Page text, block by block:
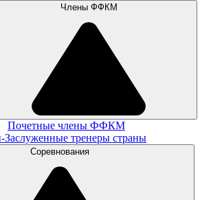
Члены ФФКМ
Почетные члены ФФКМ
тренеры страны
Соревнования